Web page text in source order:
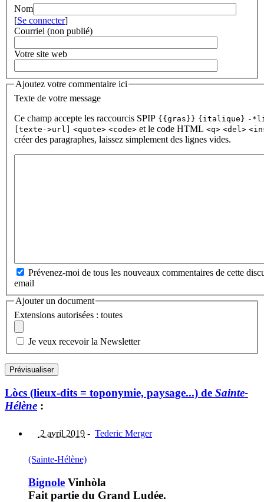
Nom
[Se connecter]
Courriel (non publié)
Votre site web
Ajoutez votre commentaire ici
Texte de votre message
Ce champ accepte les raccourcis SPIP {{gras}} {italique} -
[texte->url]
<quote> <code> et le code HTML <q> <del>
créer des paragraphes, laissez simplement des lignes vides.
Prévenez-moi de tous les nouveaux commentaires de cette
email
Ajouter un document
Extensions autorisées : toutes
Je veux recevoir la Newsletter
Lòcs (lieux-dits = toponymie, paysage...) de Sainte-
Hélène :
2 avril 2019 - Tederic Merger
(Sainte-Hélène)
Bignole Vinhòla
Fait partie du Grand Ludée.